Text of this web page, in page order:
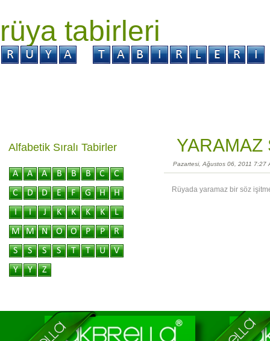
rüya tabirleri
Pazartesi, Ağustos 06, 2011 7:27
Rüyada yaramaz bir söz
Alfabetik Sıralı Tabirler